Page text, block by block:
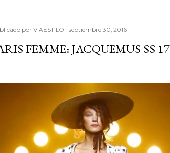
por VIAESTILO septiembre 30, 2016
FEMME: JACQUEMUS SS 17